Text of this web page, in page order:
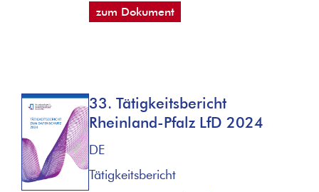
zum Dokument
33. Tätigkeitsbericht
Rheinland-Pfalz LfD 2024
DE
Tätigkeitsbericht